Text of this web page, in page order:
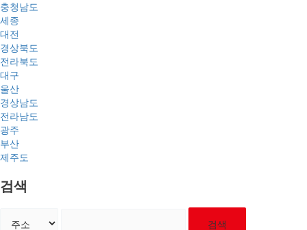
충청남도
세종
대전
경상북도
전라북도
대구
울산
경상남도
전라남도
광주
부산
제주도
검색
검색